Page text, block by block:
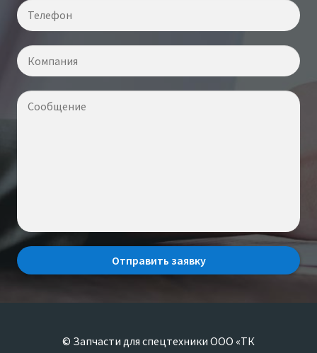
© Запчасти для спецтехники ООО «ТК